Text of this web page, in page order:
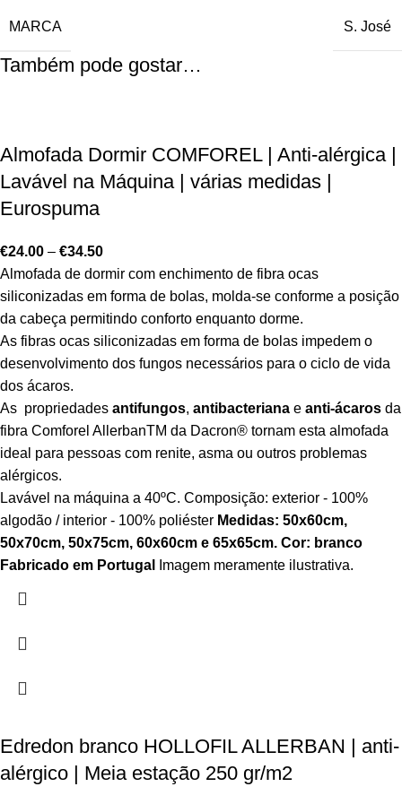
MARCA S. José
Também pode gostar…
Almofada Dormir COMFOREL | Anti-alérgica |
Lavável na Máquina | várias medidas |
Eurospuma
€24.00 – €34.50
Almofada de dormir com enchimento de fibra ocas
siliconizadas em forma de bolas, molda-se conforme a posição
da cabeça permitindo conforto enquanto dorme.
As fibras ocas siliconizadas em forma de bolas impedem o
desenvolvimento dos fungos necessários para o ciclo de vida
dos ácaros.
As propriedades antifungos, antibacteriana e anti-ácaros da
fibra Comforel AllerbanTM da Dacron® tornam esta almofada
ideal para pessoas com renite, asma ou outros problemas
alérgicos.
Lavável na máquina a 40ºC. Composição: exterior - 100%
algodão / interior - 100% poliéster Medidas: 50x60cm,
50x70cm, 50x75cm, 60x60cm e 65x65cm. Cor: branco
Fabricado em Portugal
Imagem meramente ilustrativa.
Edredon branco HOLLOFIL ALLERBAN | anti-
alérgico | Meia estação 250 gr/m2